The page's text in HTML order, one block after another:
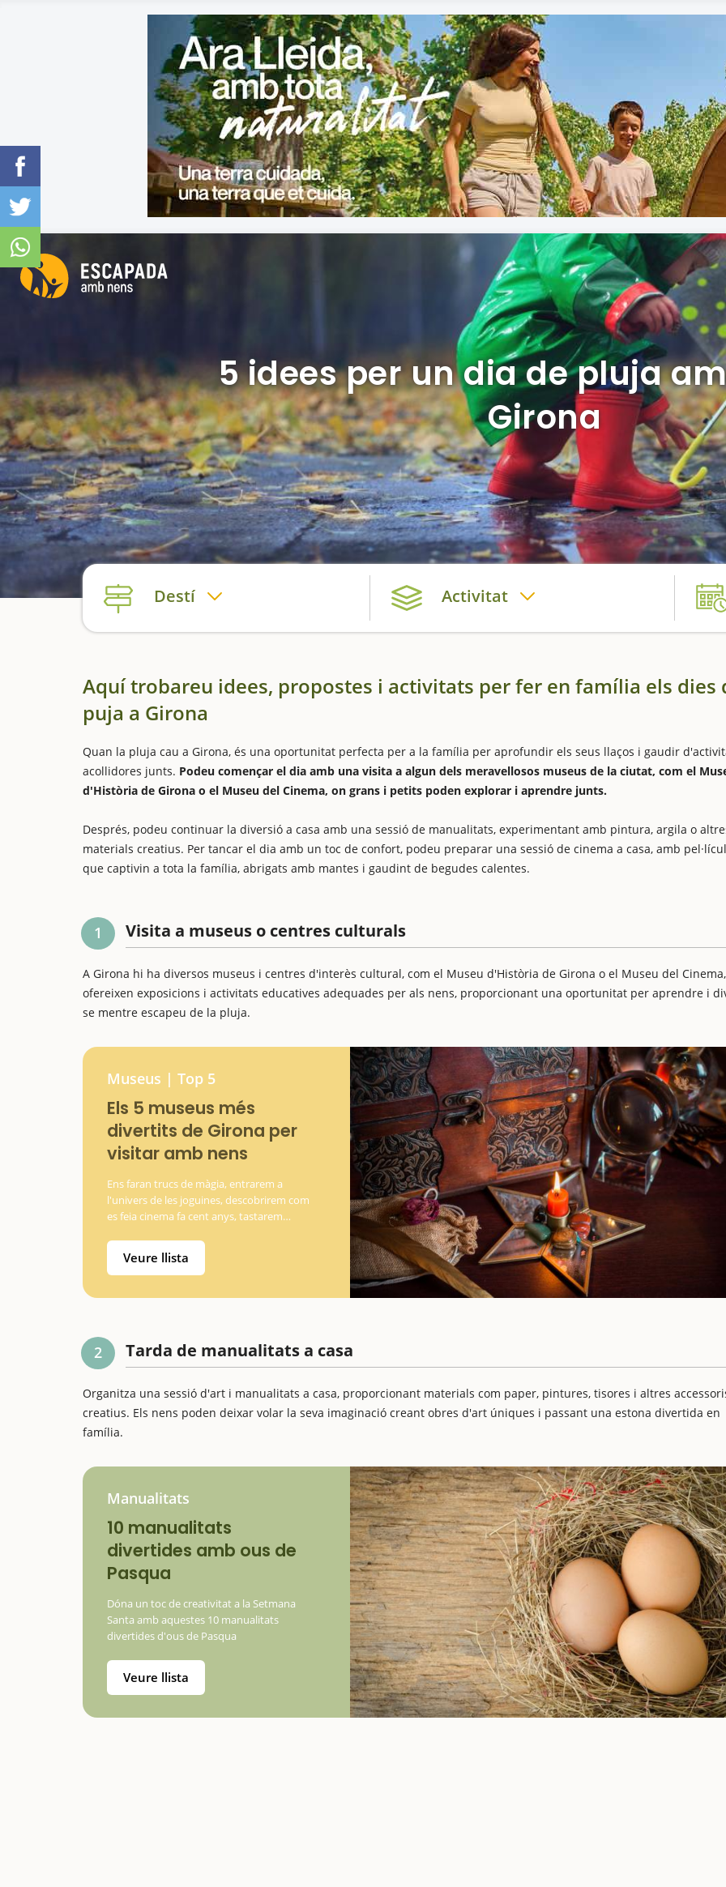
5 idees per un dia de pluja
Girona
Destí Activitat
Aquí trobareu idees, propostes i activitats per fer en família els dies
puja a Girona
Quan la pluja cau a Girona, és una oportunitat perfecta per a la família per aprofundir els seus llaços i gaudir
acollidores junts. Podeu començar el dia amb una visita a algun dels meravellosos museus de la ciutat, com el
d'Història de Girona o el Museu del Cinema, on grans i petits poden explorar i aprendre junts.
Després, podeu continuar la diversió a casa amb una sessió de manualitats, experimentant amb pintura, argila o
materials creatius. Per tancar el dia amb un toc de confort, podeu preparar una sessió de cinema a casa, amb
que captivin a tota la família, abrigats amb mantes i gaudint de begudes calentes.
1 Visita a museus o centres culturals
A Girona hi ha diversos museus i centres d'interès cultural, com el Museu d'Història de Girona o el Museu del
ofereixen exposicions i activitats educatives adequades per als nens, proporcionant una oportunitat per aprendre i
se mentre escapeu de la pluja.
Museus | Top 5
Els 5 museus més
divertits de Girona per
visitar amb nens
Ens faran trucs de màgia, entrarem a
l'univers de les joguines, descobrirem com
es feia cinema fa cent anys, tastarem
Arnau
Veure llista
2 Tarda de manualitats a casa
Organitza una sessió d'art i manualitats a casa, proporcionant materials com paper, pintures, tisores i altres
creatius. Els nens poden deixar volar la seva imaginació creant obres d'art úniques i passant una estona divertida en
família.
Manualitats
10 manualitats
divertides amb ous de
Pasqua
Dóna un toc de creativitat a la Setmana
Santa amb aquestes 10 manualitats
divertides d'ous de Pasqua
Veure llista